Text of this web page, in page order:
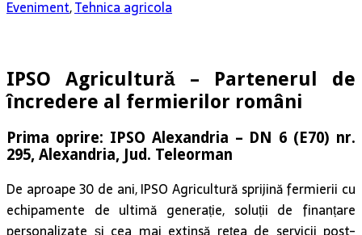
Prima oprire: IPSO Alexandria – DN 6 (E70) nr.
295, Alexandria, Jud. Teleorman
De aproape 30 de ani, IPSO Agricultură sprijină fermierii cu
echipamente de ultimă generație, soluții de finanțare
personalizate și cea mai extinsă rețea de servicii post-
vânzare. Prin abordarea „one-stop shop”, compania oferă
acces la tehnologie de vârf și suport constant pentru o